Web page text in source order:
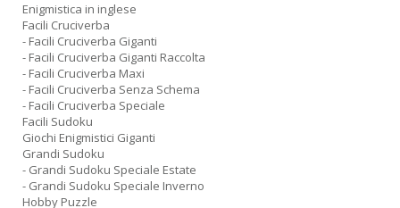
Enigmistica in inglese
Facili Cruciverba
- Facili Cruciverba Giganti
- Facili Cruciverba Giganti Raccolta
- Facili Cruciverba Maxi
- Facili Cruciverba Senza Schema
- Facili Cruciverba Speciale
Facili Sudoku
Giochi Enigmistici Giganti
Grandi Sudoku
- Grandi Sudoku Speciale Estate
- Grandi Sudoku Speciale Inverno
Hobby Puzzle